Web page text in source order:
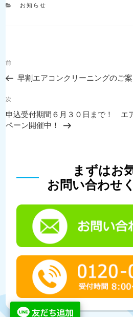
カ
お知らせ
稿
ナ
ゲ
ー
シ
過
去
投
稿
前
早割エアコンクリーニングのご
次
の
投
次
申込受付期間６月３０日まで！ エ
ペーン開催中！
まずはお
お問い合わせ